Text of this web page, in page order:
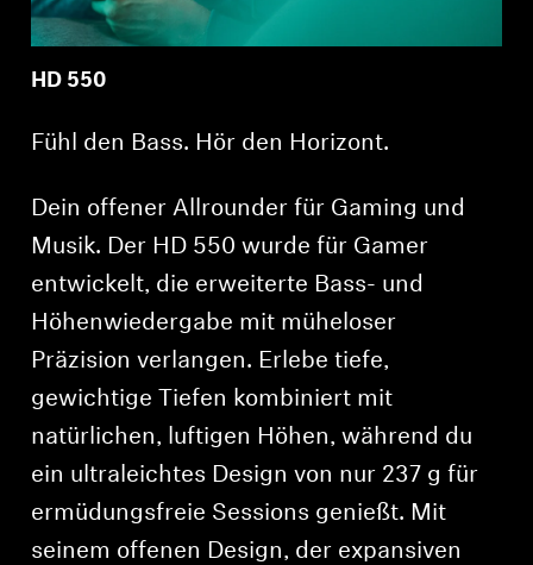
HD 550
Fühl den Bass. Hör den Horizont.
Dein offener Allrounder für Gaming und
Musik. Der HD 550 wurde für Gamer
entwickelt, die erweiterte Bass- und
Höhenwiedergabe mit müheloser
Präzision verlangen. Erlebe tiefe,
gewichtige Tiefen kombiniert mit
natürlichen, luftigen Höhen, während du
ein ultraleichtes Design von nur 237 g für
ermüdungsfreie Sessions genießt. Mit
seinem offenen Design, der expansiven